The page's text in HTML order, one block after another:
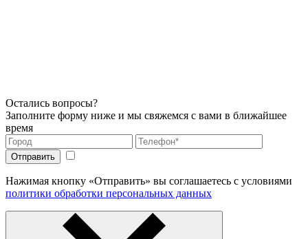
Остались вопросы?
Заполните форму ниже и мы свяжемся с вами в ближайшее
время
Нажимая кнопку «Отправить» вы соглашаетесь с условиями
политики обработки персональных данных